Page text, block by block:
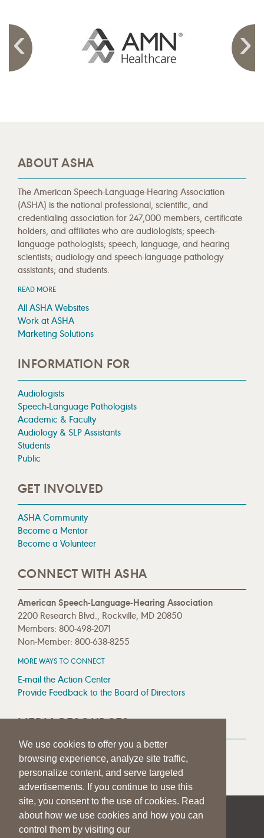
We use cookies to offer you a better
browsing experience, analyze site traffic,
personalize content, and serve targeted
advertisements. If you continue to use this
site, you consent to the use of cookies. Read
about how we use cookies and how you can
control them by visiting our
ABOUT ASHA
The American Speech-Language-Hearing Association
(ASHA) is the national professional, scientific, and
credentialing association for 247,000 members, certificate
holders, and affiliates who are audiologists; speech-
language pathologists; speech, language, and hearing
scientists; audiology and speech-language pathology
assistants; and students.
READ MORE
All ASHA Websites
Work at ASHA
Marketing Solutions
INFORMATION FOR
Audiologists
Speech-Language Pathologists
Academic & Faculty
Audiology & SLP Assistants
Students
Public
GET INVOLVED
ASHA Community
Become a Mentor
Become a Volunteer
CONNECT WITH ASHA
American Speech-Language-Hearing Association
2200 Research Blvd., Rockville, MD 20850
Members: 800-498-2071
Non-Member: 800-638-8255
MORE WAYS TO CONNECT
E-mail the Action Center
Provide Feedback to the Board of Directors
MEDIA RESOURCES
Press Room
Press Queries
| | PRIVACY STATEMENT